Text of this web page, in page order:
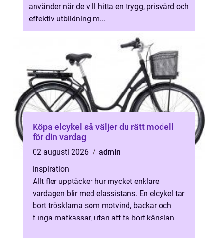
använder när de vill hitta en trygg, prisvärd och
effektiv utbildning m...
Köpa elcykel så väljer du rätt modell
för din vardag
02 augusti 2026
admin
inspiration
Allt fler upptäcker hur mycket enklare
vardagen blir med elassistans. En elcykel tar
bort trösklarna som motvind, backar och
tunga matkassar, utan att ta bort känslan av